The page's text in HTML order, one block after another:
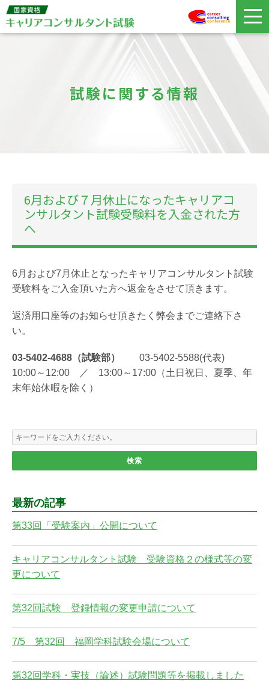
試験に関する情報
6月および７月休止になったキャリアコ
ンサルタント試験受験料を入金された方
へ
6月および7月休止となったキャリアコンサルタント試験
受験料をご入金頂いた方へ返金をさせて頂きます。
返済用口座等のお知らせ頂きたく弊会までご連絡下さ
い。
03-5402-4688（試験部）
03-5402-5588(代表)
10:00～12:00 ／ 13:00～17:00（土日祝日、夏季、年
末年始休暇を除く）
最新の記事
第33回「受験案内」公開について
キャリアコンサルタント試験 受験資格２の様式等の変
更について
第32回試験 登録情報の変更申請について
7/5 第32回 福岡学科試験会場について
第32回学科・実技（論述）試験問題等を掲載しました